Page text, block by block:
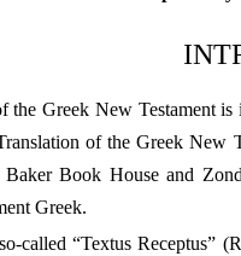
the Greek New Testament
of the Greek New
Book House and
Greek.
o-called “Textus Receptus”